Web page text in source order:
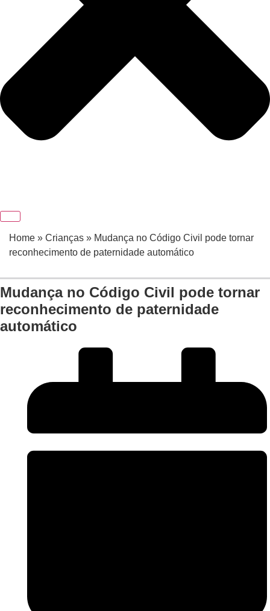
Home » Crianças » Mudança no Código Civil pode tornar
reconhecimento de paternidade automático
Mudança no Código Civil pode tornar
reconhecimento de paternidade
automático